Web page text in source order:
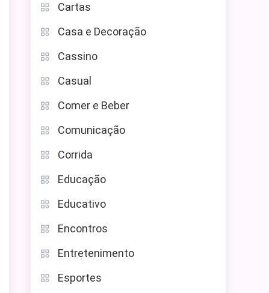
Cartas
Casa e Decoração
Cassino
Casual
Comer e Beber
Comunicação
Corrida
Educação
Educativo
Encontros
Entretenimento
Esportes